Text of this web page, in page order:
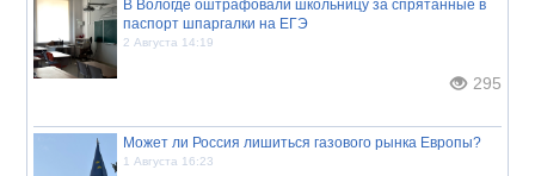
В Вологде оштрафовали школьницу за спрятанные в
паспорт шпаргалки на ЕГЭ
2 Августа 14:19
295
Может ли Россия лишиться газового рынка Европы?
1 Августа 16:23